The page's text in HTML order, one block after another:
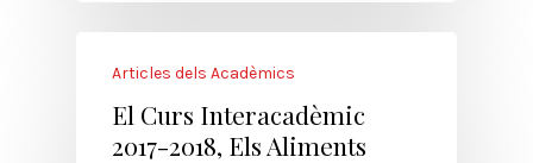
Articles dels Acadèmics
El Curs Interacadèmic
2017-2018, Els Aliments